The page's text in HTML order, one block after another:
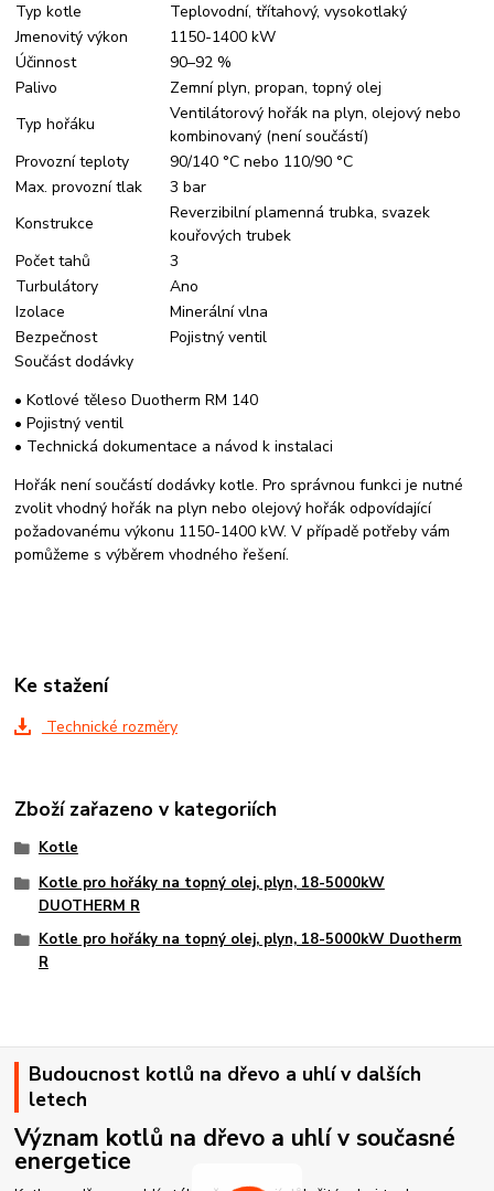
Typ kotle
Teplovodní, třítahový, vysokotlaký
Jmenovitý výkon
1150-1400 kW
Účinnost
90–92 %
Palivo
Zemní plyn, propan, topný olej
Typ hořáku
Ventilátorový hořák na plyn, olejový nebo
kombinovaný (není součástí)
Provozní teploty
90/140 °C nebo 110/90 °C
Max. provozní tlak
3 bar
Konstrukce
Reverzibilní plamenná trubka, svazek
kouřových trubek
Počet tahů
3
Turbulátory
Ano
Izolace
Minerální vlna
Bezpečnost
Pojistný ventil
Součást dodávky
• Kotlové těleso Duotherm RM 140
• Pojistný ventil
• Technická dokumentace a návod k instalaci
Hořák není součástí dodávky kotle. Pro správnou funkci je nutné
zvolit vhodný hořák na plyn nebo olejový hořák odpovídající
požadovanému výkonu 1150-1400 kW. V případě potřeby vám
pomůžeme s výběrem vhodného řešení.
Ke stažení
Technické rozměry
Zboží zařazeno v kategoriích
Kotle
Kotle pro hořáky na topný olej, plyn, 18-5000kW
DUOTHERM R
Kotle pro hořáky na topný olej, plyn, 18-5000kW Duotherm
R
Budoucnost kotlů na dřevo a uhlí v dalších
letech
Význam kotlů na dřevo a uhlí v současné
energetice